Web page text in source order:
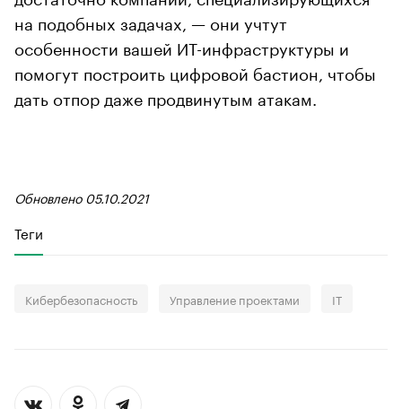
на подобных задачах, — они учтут
особенности вашей ИТ-инфраструктуры и
помогут построить цифровой бастион, чтобы
дать отпор даже продвинутым атакам.
Обновлено 05.10.2021
Теги
Кибербезопасность Управление проектами IT